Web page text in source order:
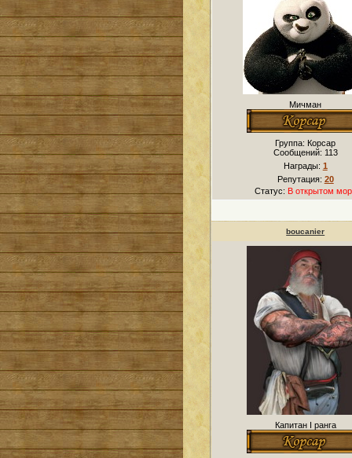
Мичман
Группа: Корсар
Сообщений: 113
Награды: 1
Репутация: 20
Статус: В открытом
boucanier
Капитан I ранга